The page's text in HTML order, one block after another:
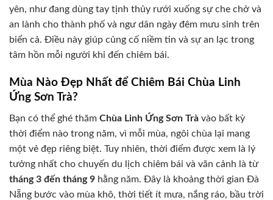
yên, như đang dùng tay tịnh thủy rưới xuống sự che chở và
an lành cho thành phố và ngư dân ngày đêm mưu sinh trên
biển cả. Điều này giúp củng cố niềm tin và sự an lạc trong
tâm hồn mỗi người khi đến chiêm bái.
Mùa Nào Đẹp Nhất để Chiêm Bái Chùa Linh
Ứng Sơn Trà?
Bạn có thể ghé thăm Chùa Linh Ứng Sơn Trà vào bất kỳ
thời điểm nào trong năm, vì mỗi mùa, ngôi chùa lại mang
một vẻ đẹp riêng biệt. Tuy nhiên, thời điểm được xem là lý
tưởng nhất cho chuyến du lịch chiêm bái và vãn cảnh là từ
tháng 3 đến tháng 9 hằng năm. Đây là khoảng thời gian Đà
Nẵng bước vào mùa khô, thời tiết ít mưa, nắng ráo, bầu trời